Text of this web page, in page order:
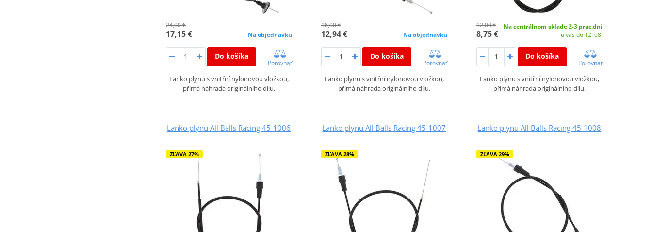
24,00 €
17,15 € Na objednávku
Do košíka
Porovnať
Lanko plynu s vnitřní nylonovou vložkou,
přímá náhrada originálního dílu.
18,00 €
12,94 € Na objednávku
Do košíka
Porovnať
Lanko plynu s vnitřní nylonovou vložkou,
přímá náhrada originálního dílu.
12,00 €
8,75 €
Na centrálnom sklade 2-3 prac.dni
u vás do 12. 08.
Do košíka
Porovnať
Lanko plynu s vnitřní nylonovou vložkou,
přímá náhrada originálního dílu.
Lanko plynu All Balls Racing 45-1006
ZĽAVA 27%
Lanko plynu All Balls Racing 45-1007
ZĽAVA 28%
Lanko plynu All Balls Racing 45-1008
ZĽAVA 29%